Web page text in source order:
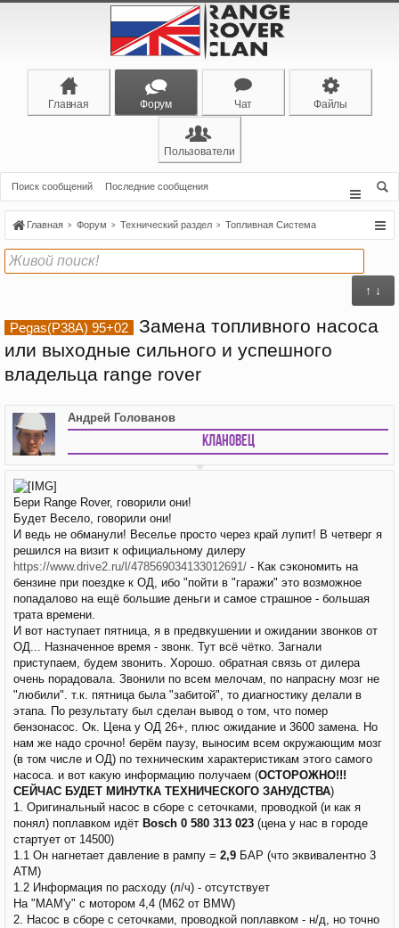
Главная Форум Чат Файлы
Пользователи
Поиск сообщений Последние сообщения
Главная Форум Технический раздел Топливная Система
↑ ↓
Pegas(P38A) 95+02
Замена топливного насоса
или выходные сильного и успешного
владельца range rover
Андрей Голованов
Клановец
Бери Range Rover, говорили они!
Будет Весело, говорили они!
И ведь не обманули! Веселье просто через край лупит! В четверг я
решился на визит к официальному дилеру
https://www.drive2.ru/l/478569034133012691/ - Как сэкономить на
бензине при поездке к ОД, ибо "пойти в "гаражи" это возможное
попадалово на ещё большие деньги и самое страшное - большая
трата времени.
И вот наступает пятница, я в предвкушении и ожидании звонков от
ОД... Назначенное время - звонк. Тут всё чётко. Загнали
приступаем, будем звонить. Хорошо. обратная связь от дилера
очень порадовала. Звонили по всем мелочам, по напрасну мозг не
"любили". т.к. пятница была "забитой", то диагностику делали в
этапа. По результату был сделан вывод о том, что помер
бензонасос. Ок. Цена у ОД 26+, плюс ожидание и 3600 замена. Но
нам же надо срочно! берём паузу, выносим всем окружающим мозг
(в том числе и ОД) по техническим характеристикам этого самого
насоса. и вот какую информацию получаем (ОСТОРОЖНО!!!
СЕЙЧАС БУДЕТ МИНУТКА ТЕХНИЧЕСКОГО ЗАНУДСТВА)
1. Оригинальный насос в сборе с сеточками, проводкой (и как я
понял) поплавком идёт Bosch 0 580 313 023 (цена у нас в городе
стартует от 14500)
1.1 Он нагнетает давление в рампу = 2,9 БАР (что эквивалентно 3
АТМ)
1.2 Информация по расходу (л/ч) - отсутствует
На "МАМ'у" с мотором 4,4 (М62 от BMW)
2. Насос в сборе с сеточками, проводкой поплавком - н/д, но точно